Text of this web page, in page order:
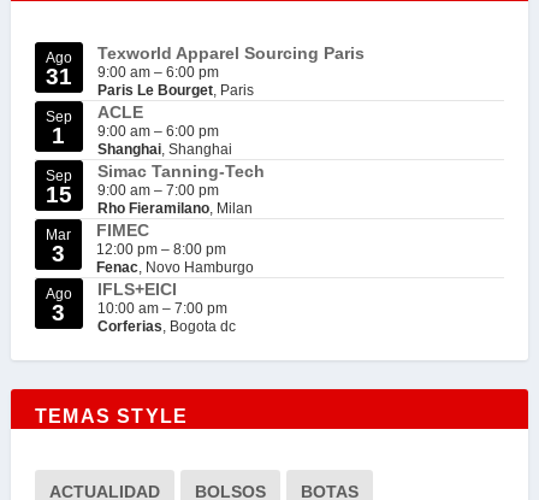
Ago
31
Texworld Apparel Sourcing Paris
9:00 am – 6:00 pm
Paris Le Bourget, Paris
Sep
1
ACLE
9:00 am – 6:00 pm
Shanghai, Shanghai
Sep
15
Simac Tanning-Tech
9:00 am – 7:00 pm
Rho Fieramilano, Milan
Mar
3
FIMEC
12:00 pm – 8:00 pm
Fenac, Novo Hamburgo
Ago
3
IFLS+EICI
10:00 am – 7:00 pm
Corferias, Bogota dc
TEMAS STYLE
ACTUALIDAD BOLSOS BOTAS